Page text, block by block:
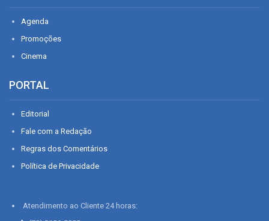
Agenda
Promoções
Cinema
PORTAL
Editorial
Fale com a Redação
Regras dos Comentários
Política de Privacidade
Atendimento ao Cliente 24 horas: